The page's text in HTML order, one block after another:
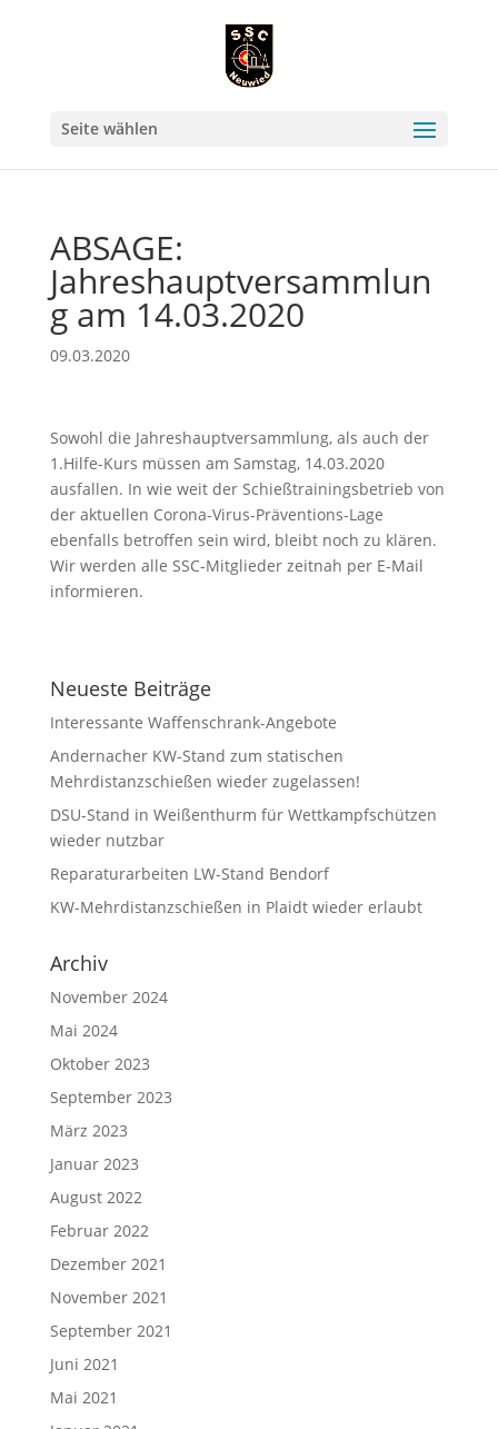
Seite wählen
ABSAGE:
Jahreshauptversammlun
g am 14.03.2020
09.03.2020
Sowohl die Jahreshauptversammlung, als auch der
1.Hilfe-Kurs müssen am Samstag, 14.03.2020
ausfallen. In wie weit der Schießtrainingsbetrieb von
der aktuellen Corona-Virus-Präventions-Lage
ebenfalls betroffen sein wird, bleibt noch zu klären.
Wir werden alle SSC-Mitglieder zeitnah per E-Mail
informieren.
Neueste Beiträge
Interessante Waffenschrank-Angebote
Andernacher KW-Stand zum statischen
Mehrdistanzschießen wieder zugelassen!
DSU-Stand in Weißenthurm für Wettkampfschützen
wieder nutzbar
Reparaturarbeiten LW-Stand Bendorf
KW-Mehrdistanzschießen in Plaidt wieder erlaubt
Archiv
November 2024
Mai 2024
Oktober 2023
September 2023
März 2023
Januar 2023
August 2022
Februar 2022
Dezember 2021
November 2021
September 2021
Juni 2021
Mai 2021